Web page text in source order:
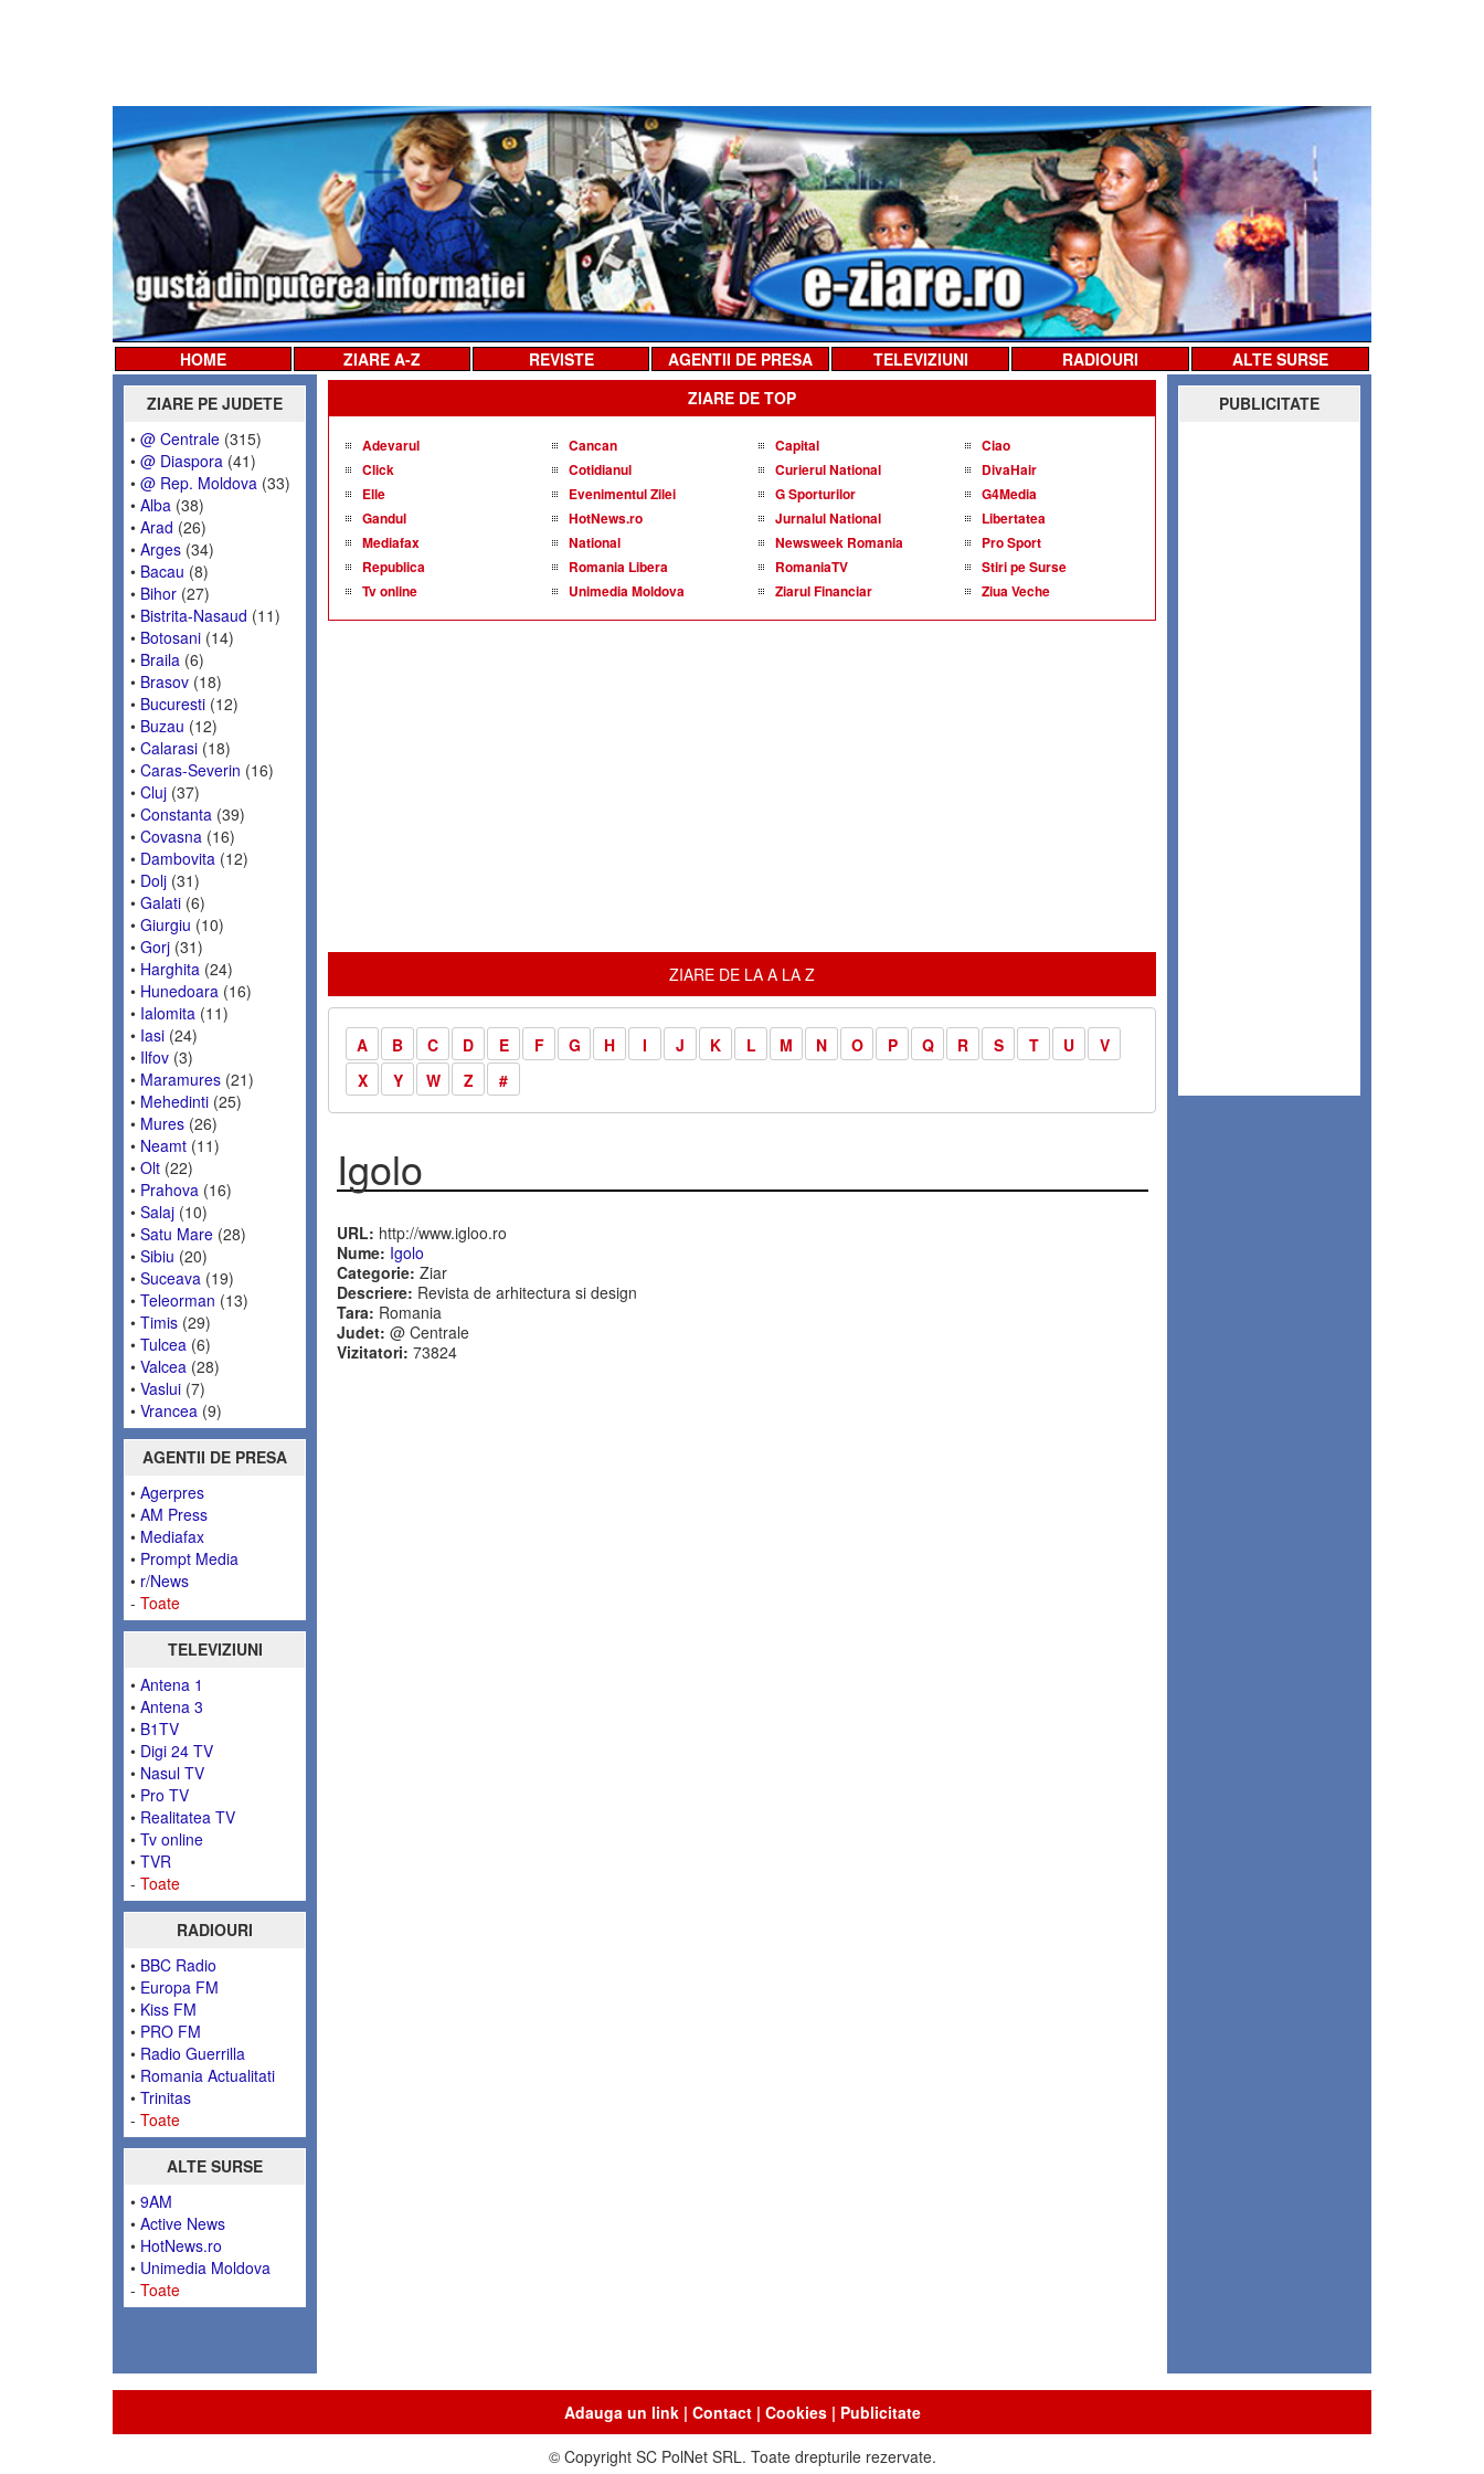
HOME ZIARE A-Z REVISTE AGENTII DE PRESA TELEVIZIUNI RADIOURI
ALTE SURSE
ZIARE PE JUDETE
• @ Centrale (315)
• @ Diaspora (41)
• @ Rep. Moldova (33)
• Alba (38)
• Arad (26)
• Arges (34)
• Bacau (8)
• Bihor (27)
• Bistrita-Nasaud (11)
• Botosani (14)
• Braila (6)
• Brasov (18)
• Bucuresti (12)
• Buzau (12)
• Calarasi (18)
• Caras-Severin (16)
• Cluj (37)
• Constanta (39)
• Covasna (16)
• Dambovita (12)
• Dolj (31)
• Galati (6)
• Giurgiu (10)
• Gorj (31)
• Harghita (24)
• Hunedoara (16)
• Ialomita (11)
• Iasi (24)
• Ilfov (3)
• Maramures (21)
• Mehedinti (25)
• Mures (26)
• Neamt (11)
• Olt (22)
• Prahova (16)
• Salaj (10)
• Satu Mare (28)
• Sibiu (20)
• Suceava (19)
• Teleorman (13)
• Timis (29)
• Tulcea (6)
• Valcea (28)
• Vaslui (7)
• Vrancea (9)
AGENTII DE PRESA
• Agerpres
• AM Press
• Mediafax
• Prompt Media
• r/News
- Toate
TELEVIZIUNI
• Antena 1
• Antena 3
• B1TV
• Digi 24 TV
• Nasul TV
• Pro TV
• Realitatea TV
• Tv online
• TVR
- Toate
RADIOURI
• BBC Radio
• Europa FM
• Kiss FM
• PRO FM
• Radio Guerrilla
• Romania Actualitati
• Trinitas
- Toate
ALTE SURSE
• 9AM
• Active News
• HotNews.ro
• Unimedia Moldova
- Toate
ZIARE DE TOP
Adevarul Cancan Capital
Ciao
Click
Cotidianul Curierul National
DivaHair
Elle
Evenimentul Zilei G Sporturilor
G4Media
Gandul
HotNews.ro Jurnalul National
Libertatea
Mediafax
National Newsweek Romania
Pro Sport
Republica
Romania Libera RomaniaTV
Stiri pe Surse
Tv online
Unimedia Moldova Ziarul Financiar Ziua Veche
ZIARE DE LA A LA Z
A B C D E F G H I J K L M N O P Q R S T U
V
X
Y W Z #
Igolo
URL: http://www.igloo.ro
Nume: Igolo
Categorie: Ziar
Descriere: Revista de arhitectura si design
Tara: Romania
Judet: @ Centrale
Vizitatori: 73824
PUBLICITATE
Adauga un link| Contact| Cookies| Publicitate
© Copyright SC PolNet SRL. Toate drepturile rezervate.